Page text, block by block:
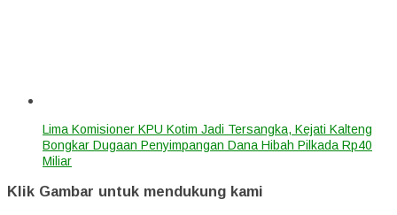
Lima Komisioner KPU Kotim Jadi Tersangka, Kejati Kalteng
Bongkar Dugaan Penyimpangan Dana Hibah Pilkada Rp40
Miliar
Klik Gambar untuk mendukung kami